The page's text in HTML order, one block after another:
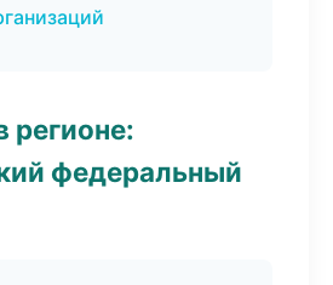
регионе:
федеральный